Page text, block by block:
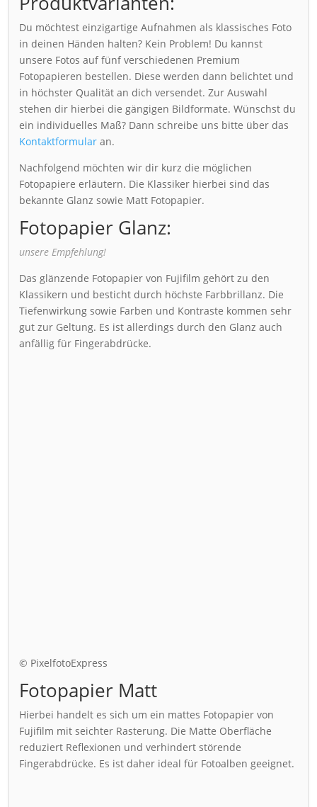
Du möchtest einzigartige Aufnahmen als klassisches Foto
in deinen Händen halten? Kein Problem! Du kannst
unsere Fotos auf fünf verschiedenen Premium
Fotopapieren bestellen. Diese werden dann belichtet und
in höchster Qualität an dich versendet. Zur Auswahl
stehen dir hierbei die gängigen Bildformate. Wünschst du
ein individuelles Maß? Dann schreibe uns bitte über das
Kontaktformular an.
Nachfolgend möchten wir dir kurz die möglichen
Fotopapiere erläutern. Die Klassiker hierbei sind das
bekannte Glanz sowie Matt Fotopapier.
Fotopapier Glanz:
unsere Empfehlung!
Das glänzende Fotopapier von Fujifilm gehört zu den
Klassikern und besticht durch höchste Farbbrillanz. Die
Tiefenwirkung sowie Farben und Kontraste kommen sehr
gut zur Geltung. Es ist allerdings durch den Glanz auch
anfällig für Fingerabdrücke.
© PixelfotoExpress
Fotopapier Matt
Hierbei handelt es sich um ein mattes Fotopapier von
Fujifilm mit seichter Rasterung. Die Matte Oberfläche
reduziert Reflexionen und verhindert störende
Fingerabdrücke. Es ist daher ideal für Fotoalben geeignet.